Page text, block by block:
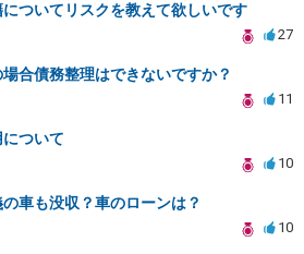
ついてリスクを教えて欲しいです
27
合債務整理はできないですか？
11
ついて
10
車も没収？車のローンは？
10